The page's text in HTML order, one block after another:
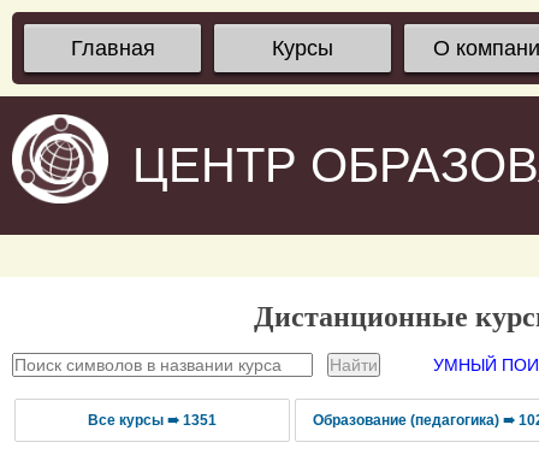
Главная Курсы О
ЦЕНТР
Дистанционные
УМНЫЙ
Все курсы ➠ 1351 Образование (педагогика) ➠